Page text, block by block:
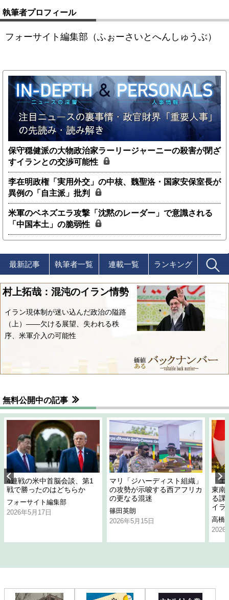
執筆者プロフィール
フォーサイト編集部（ふぉーさいとへんしゅうぶ）
保守穏健派の大物政治家ラーリージャーニーの殺害が閉ざ
すイランとの交渉可能性
李在明政権「実用外交」の中核、魏聖洛・国家安保室長が
異例の「自主派」批判
米軍のベネズエラ攻撃「沈黙のレーダー」で意識される
「中国本土」の脆弱性
最新記事 執筆者一覧 連載一覧 ランキング
村上拓哉：混沌のイラン情勢
イラン現体制が迷い込んだ政治の隘路
（上）――欠ける展望、失われる秩
序、米軍介入の可能性
無料公開中の記事
4連戦の米中首脳会談、第1
戦で勝ったのはどちらか
フォーサイト編集部
2026年5月17日
マリ「ジハーディスト組織」
の攻勢が示唆する西アフリカ
の更なる混迷
篠田英朗
2026年5月15日
「
東南
る課
イラ
高橋
2026